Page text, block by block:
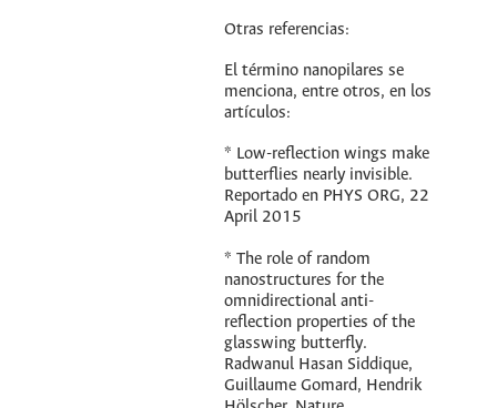
Otras referencias:
El término nanopilares se
menciona, entre otros, en los
artículos:
* Low-reflection wings make
butterflies nearly invisible.
Reportado en PHYS ORG, 22
April 2015
* The role of random
nanostructures for the
omnidirectional anti-
reflection properties of the
glasswing butterfly.
Radwanul Hasan Siddique,
Guillaume Gomard, Hendrik